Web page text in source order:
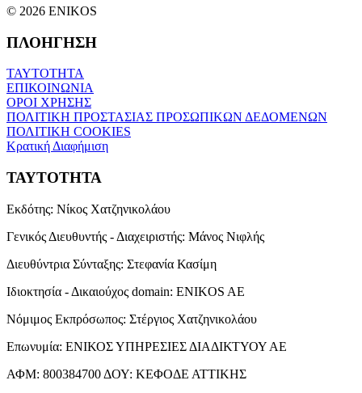
© 2026 ENIKOS
ΠΛΟΗΓΗΣΗ
ΤΑΥΤΟΤΗΤΑ
ΕΠΙΚΟΙΝΩΝΙΑ
ΟΡΟΙ ΧΡΗΣΗΣ
ΠΟΛΙΤΙΚΗ ΠΡΟΣΤΑΣΙΑΣ ΠΡΟΣΩΠΙΚΩΝ ΔΕΔΟΜΕΝΩΝ
ΠΟΛΙΤΙΚΗ COOKIES
Κρατική Διαφήμιση
ΤΑΥΤΟΤΗΤΑ
Εκδότης: Νίκος Χατζηνικολάου
Γενικός Διευθυντής - Διαχειριστής: Μάνος Νιφλής
Διευθύντρια Σύνταξης: Στεφανία Κασίμη
Ιδιοκτησία - Δικαιούχος domain: ENIKOS AE
Νόμιμος Εκπρόσωπος: Στέργιος Χατζηνικολάου
Επωνυμία: ΕΝΙΚΟΣ ΥΠΗΡΕΣΙΕΣ ΔΙΑΔΙΚΤΥΟΥ ΑΕ
ΑΦΜ: 800384700 ΔΟΥ: ΚΕΦΟΔΕ ΑΤΤΙΚΗΣ